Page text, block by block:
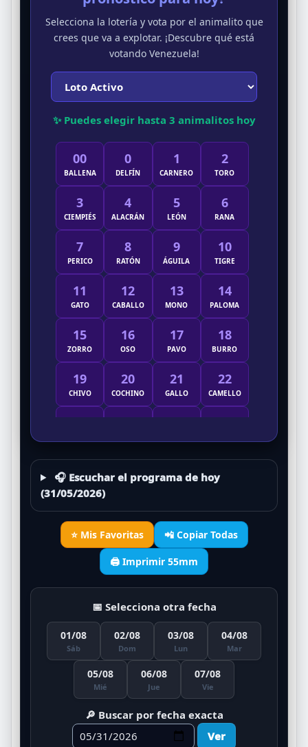
Selecciona la lotería y vota por el animalito que
crees que va a explotar. ¡Descubre qué está
votando Venezuela!
✨ Puedes elegir hasta 3 animalitos hoy
00
BALLENA
0
DELFÍN
1
CARNERO
2
TORO
3
CIEMPIÉS
4
ALACRÁN
5
LEÓN
6
RANA
7
PERICO
8
RATÓN
9
ÁGUILA
10
TIGRE
11
GATO
12
CABALLO
13
MONO
14
PALOMA
15
ZORRO
16
OSO
17
PAVO
18
BURRO
19
CHIVO
20
COCHINO
21
GALLO
22
CAMELLO
23 24 25 26
PERRO ZAMURO ELEFANTE CAIMÁN
31
LAPA
32
ARDILLA
33
PESCADO
34
VENADO
35
JIRAFA
36
🎧 Escuchar el programa de hoy
(31/05/2026)
⭐ Mis Favoritas 📲 Copiar Todas
🖨️ Imprimir 55mm
📅 Selecciona otra fecha
01/08
Sáb
02/08
Dom
03/08
Lun
04/08
Mar
05/08
Mié
06/08
Jue
07/08
Vie
🔎 Buscar por fecha exacta
Ver